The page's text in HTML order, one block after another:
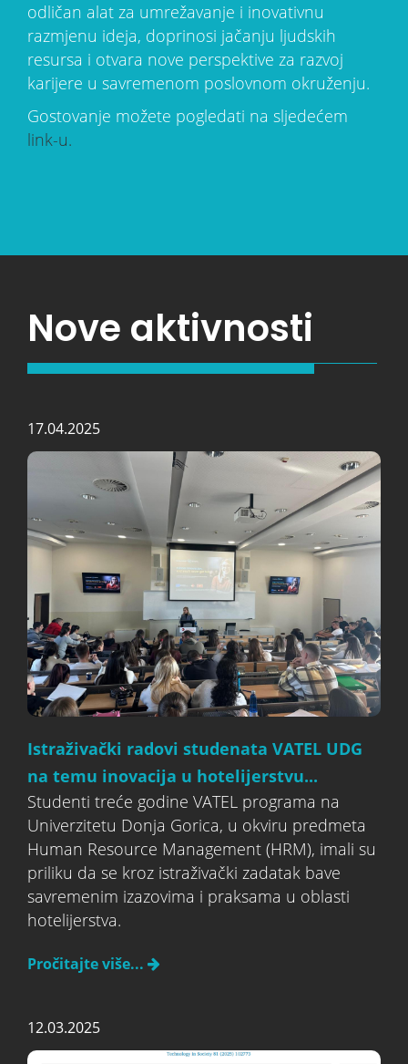
odličan alat za umrežavanje i inovativnu
razmjenu ideja, doprinosi jačanju ljudskih
resursa i otvara nove perspektive za razvoj
karijere u savremenom poslovnom okruženju.
Gostovanje možete pogledati na sljedećem
link-u.
Nove aktivnosti
17.04.2025
Istraživački radovi studenata VATEL UDG
na temu inovacija u hotelijerstvu...
Studenti treće godine VATEL programa na
Univerzitetu Donja Gorica, u okviru predmeta
Human Resource Management (HRM), imali su
priliku da se kroz istraživački zadatak bave
savremenim izazovima i praksama u oblasti
hotelijerstva.
Pročitajte više...
12.03.2025